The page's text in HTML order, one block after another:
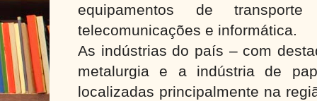
equipamentos de
telecomunicações e informática.
As indústrias do país – com
metalurgia e a indústria de
localizadas principalmente na